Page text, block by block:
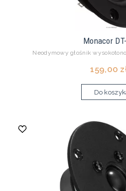
Monacor
Neodymowy głośnik
159,00
Do